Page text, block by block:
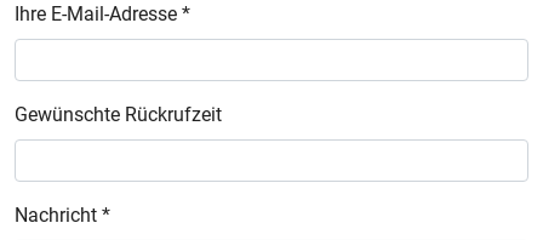
Ihre E-Mail-Adresse *
Gewünschte Rückrufzeit
Nachricht *